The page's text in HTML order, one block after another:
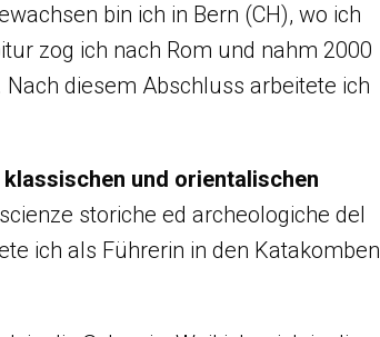
bin ich in Bern (CH), wo ich
zog ich nach Rom und nahm 2000
Nach diesem Abschluss arbeitete ich
und orientalischen
storiche ed archeologiche del
ich als Führerin in den Katakomben